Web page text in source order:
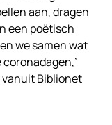
aan, dragen
een poëtisch
we samen wat
Biblionet